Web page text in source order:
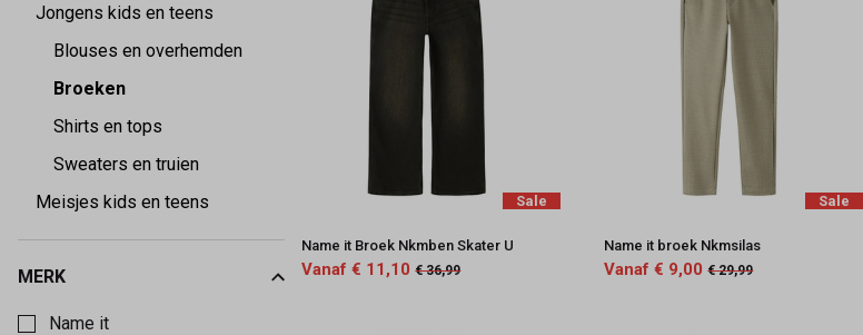
Keez&Co
Jongens kids en teens
Blouses en overhemden
Broeken
Shirts en tops
Sweaters en truien
Meisjes kids en teens
MERK
Name it
Sale
Name it Broek Nkmben Skater U
Vanaf € 11,10 € 36,99
Sale
Name it broek Nkmsilas
Vanaf € 9,00 € 29,99